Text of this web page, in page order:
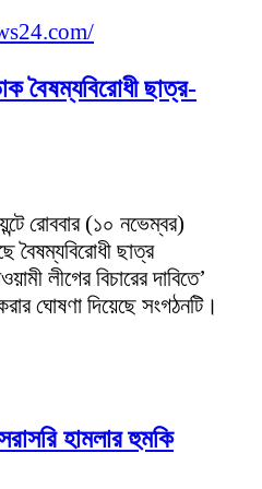
বৈষম্যবিরোধী ছাত্র-
রোববার (১০ নভেম্বর)
বৈষম্যবিরোধী ছাত্র
লীগের বিচারের দাবিতে’
ঘোষণা দিয়েছে সংগঠনটি।
হামলার হুমকি